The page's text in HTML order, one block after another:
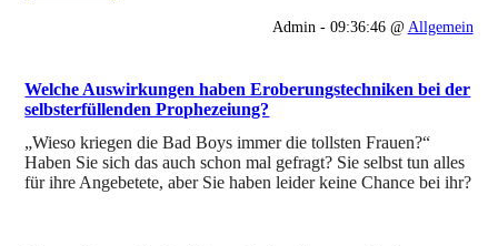
Admin - 09:36:46 @ Allgemein
Welche Auswirkungen haben Eroberungstechniken bei der
selbsterfüllenden Prophezeiung?
„Wieso kriegen die Bad Boys immer die tollsten Frauen?“
Haben Sie sich das auch schon mal gefragt? Sie selbst tun alles
für ihre Angebetete, aber Sie haben leider keine Chance bei ihr?